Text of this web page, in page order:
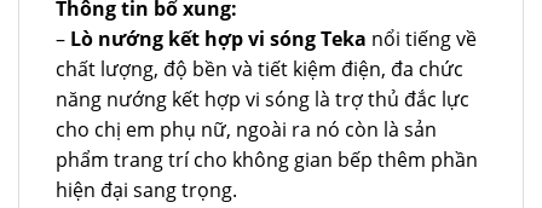
Thông tin bổ xung:
– Lò nướng kết hợp vi sóng Teka nổi tiếng về
chất lượng, độ bền và tiết kiệm điện, đa chức
năng nướng kết hợp vi sóng là trợ thủ đắc lực
cho chị em phụ nữ, ngoài ra nó còn là sản
phẩm trang trí cho không gian bếp thêm phần
hiện đại sang trọng.